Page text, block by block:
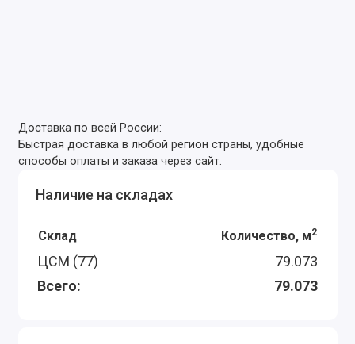
Доставка по всей России:
Быстрая доставка в любой регион страны, удобные
способы оплаты и заказа через сайт.
Наличие на складах
Склад Количество, м2
ЦСМ (77)
79.073
Всего:
79.073